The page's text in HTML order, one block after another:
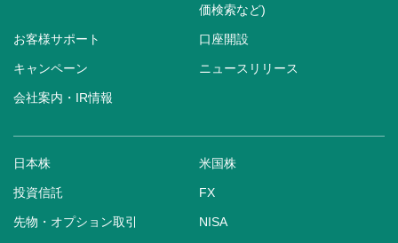
価検索など)
お客様サポート 口座開設
キャンペーン ニュースリリース
会社案内・IR情報
日本株 米国株
投資信託 FX
先物・オプション取引 NISA